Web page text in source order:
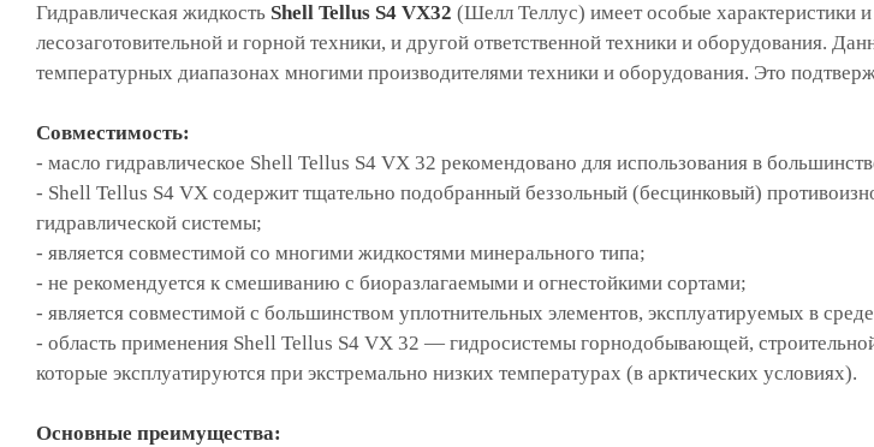
Гидравлическая жидкость Shell Tellus S4 VX32 (Шелл Теллус) имеет особые характеристики
лесозаготовительной и горной техники, и другой ответственной техники и оборудования.
температурных диапазонах многими производителями техники и оборудования. Это
Совместимость:
- масло гидравлическое Shell Tellus S4 VX 32 рекомендовано для использования в
- Shell Tellus S4 VX содержит тщательно подобранный беззольный (бесцинковый)
гидравлической системы;
- является совместимой со многими жидкостями минерального типа;
- не рекомендуется к смешиванию с биоразлагаемыми и огнестойкими сортами;
- является совместимой с большинством уплотнительных элементов, эксплуатируемых в
- область применения Shell Tellus S4 VX 32 — гидросистемы горнодобывающей,
которые эксплуатируются при экстремально низких температурах (в арктических условиях).
Основные преимущества: